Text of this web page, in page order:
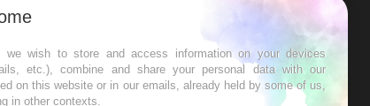
semaines les meilleures
we wish to store and access information on your devices
etc.), combine and share your personal data with our
on this website or in our emails, already held by some of us,
in other contexts.